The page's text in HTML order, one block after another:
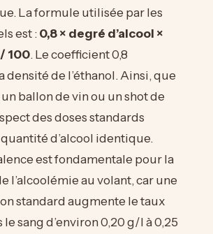
La formule utilisée par les
est :0,8 × degré d’alcool ×
100. Le coefficient 0,8
densité de l’éthanol. Ainsi, que
ballon de vin ou un shot de
des doses standards
d’alcool identique.
est fondamentale pour la
l’alcoolémie au volant, car une
standard augmente le taux
le sang d’environ 0,20 g/l à 0,25